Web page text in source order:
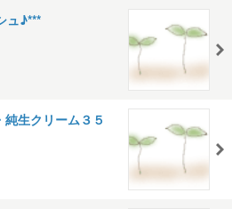
ュ♪***
生クリーム３５